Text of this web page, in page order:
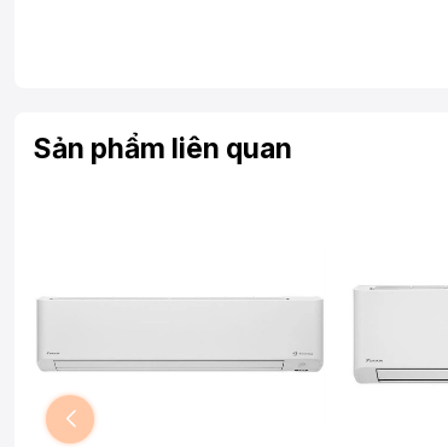
Loại Gas: R-32
Chế độ gió: Đảo gió lên xuống trái phải tự động
Tiện ích: Điều khiển bằng điện thoại, có Wi-
Sản phẩm liên quan